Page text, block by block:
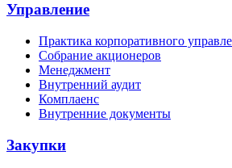
Управление
Практика корпоративного
Собрание акционеров
Менеджмент
Внутренний аудит
Комплаенс
Внутренние документы
Закупки